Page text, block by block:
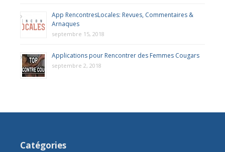
App RencontresLocales: Revues, Commentaires &
Arnaques
septembre 15, 2018
Applications pour Rencontrer des Femmes Cougars
septembre 2, 2018
Catégories